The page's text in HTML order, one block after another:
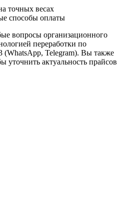
точных весах
способы оплаты
вопросы организационного
переработки по
(WhatsApp, Telegram). Вы также
уточнить актуальность прайсов